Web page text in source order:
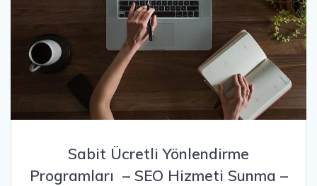
Sabit Ücretli Yönlendirme
Programları – SEO Hizmeti Sunma –